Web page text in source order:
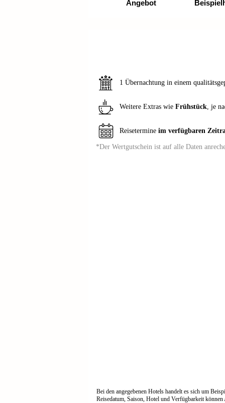
Angebot
1 Übernachtung in einem
Weitere Extras wie Frühstück, je
Reisetermine im verfügbaren
*Der Wertgutschein ist auf alle Daten
Bei den angegebenen Hotels handelt es sich um
Reisedatum, Saison, Hotel und Verfügbarkeit können